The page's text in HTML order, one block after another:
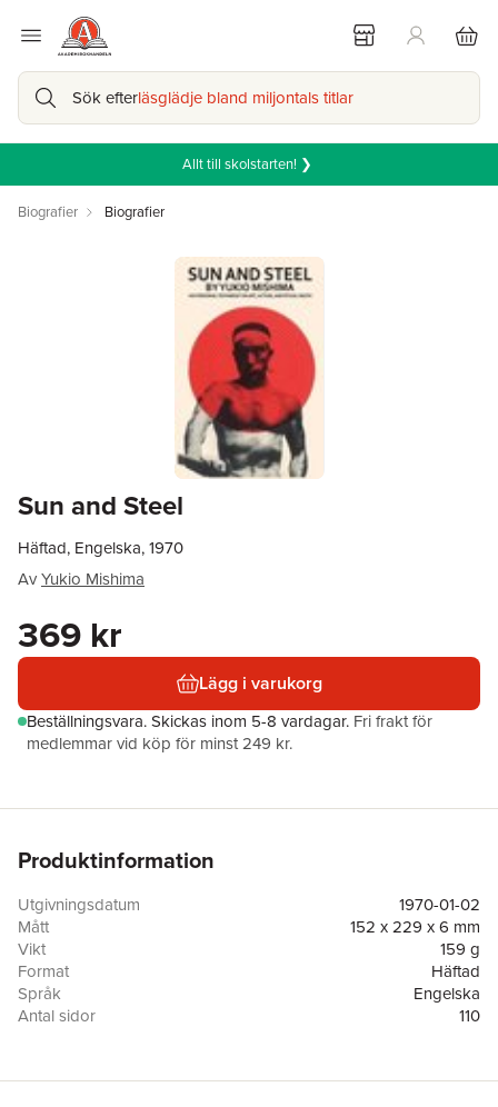
Sök efterläsglädje bland miljontals titlar
Allt till skolstarten! ❯
Biografier Biografier
Sun and Steel
Häftad, Engelska, 1970
AvYukio Mishima
369 kr
Lägg i varukorg
Beställningsvara.Skickas inom 5-8 vardagar. Fri frakt för
medlemmar vid köp för minst 249 kr.
Produktinformation
Utgivningsdatum
1970-01-02
Mått
152 x 229 x 6 mm
Vikt
159 g
Format
Häftad
Språk
Engelska
Antal sidor
110